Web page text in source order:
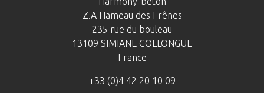
Z.A Hameau des Frênes
235 rue du bouleau
13109 SIMIANE COLLONGUE
France
+33 (0)4 42 20 10 09